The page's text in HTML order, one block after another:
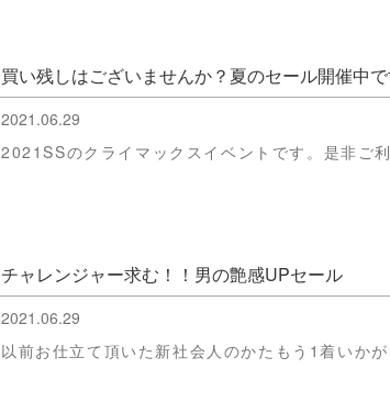
買い残しはございませんか？夏のセール開催中で
2021.06.29
2021SSのクライマックスイベントです。是非ご
チャレンジャー求む！！男の艶感UPセール
2021.06.29
以前お仕立て頂いた新社会人のかたもう1着いかが